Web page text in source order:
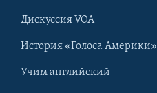
Дискуссия VOA
История «Голоса Америки»
Учим английский